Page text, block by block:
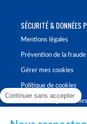
SÉCURITÉ & DONNÉES
Mentions légales
Prévention de la fraude
Gérer mes cookies
Politique de cookies
Politique de gestion
Continuer sans accepter